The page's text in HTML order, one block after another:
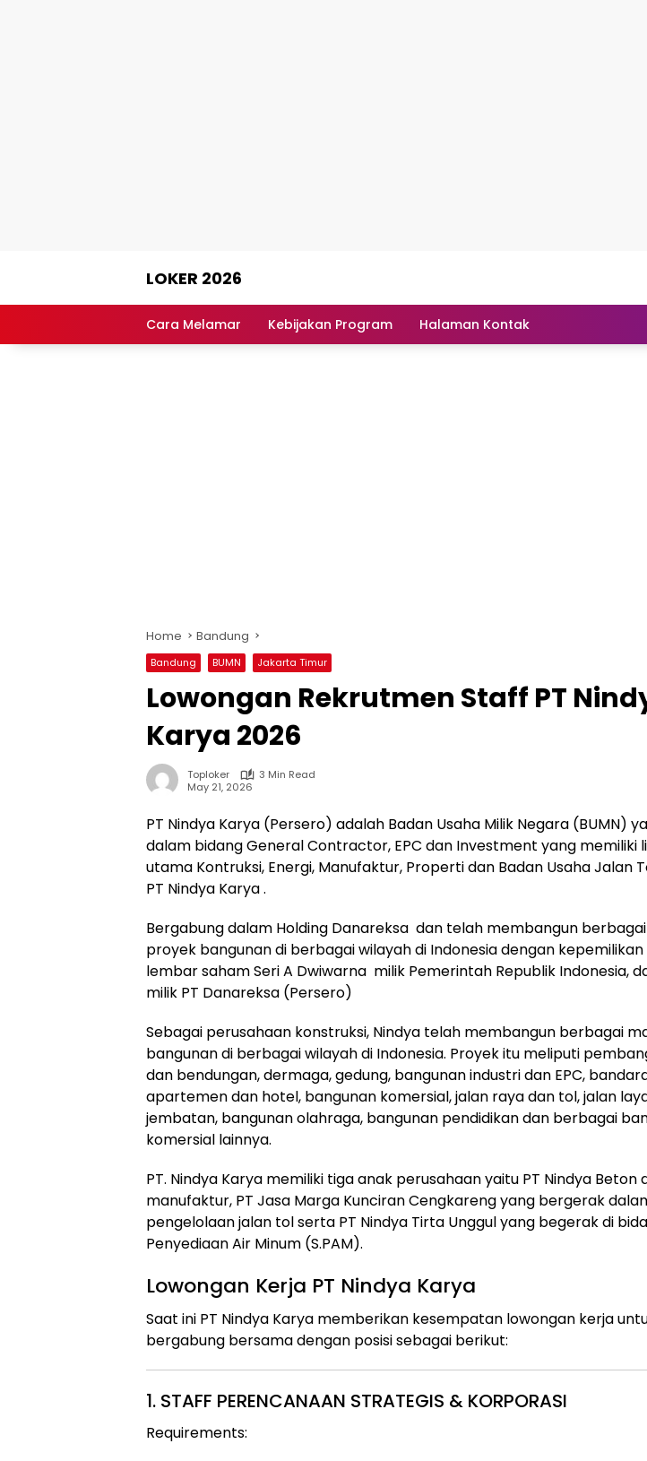
LOKER 2026
Lowongan
Cara Melamar Kebijakan Program Halaman Kontak
Home Bandung
Bandung BUMN Jakarta Timur
Lowongan Rekrutmen Staff PT
Karya 2026
Toploker
3 Min Read
May 21, 2026
PT Nindya Karya (Persero) adalah Badan Usaha Milik Negara (BUMN)
dalam bidang General Contractor, EPC dan Investment yang memiliki
utama Kontruksi, Energi, Manufaktur, Properti dan Badan Usaha Jalan
PT Nindya Karya .
Bergabung dalam Holding Danareksa dan telah membangun
proyek bangunan di berbagai wilayah di Indonesia dengan kepemilikan
lembar saham Seri A Dwiwarna milik Pemerintah Republik Indonesia,
milik PT Danareksa (Persero)
Sebagai perusahaan konstruksi, Nindya telah membangun berbagai
bangunan di berbagai wilayah di Indonesia. Proyek itu meliputi
dan bendungan, dermaga, gedung, bangunan industri dan EPC,
apartemen dan hotel, bangunan komersial, jalan raya dan tol, jalan
jembatan, bangunan olahraga, bangunan pendidikan dan berbagai
komersial lainnya.
PT. Nindya Karya memiliki tiga anak perusahaan yaitu PT Nindya Beton
manufaktur, PT Jasa Marga Kunciran Cengkareng yang bergerak
pengelolaan jalan tol serta PT Nindya Tirta Unggul yang begerak di
Penyediaan Air Minum (S.PAM).
Lowongan Kerja PT Nindya Karya
Saat ini PT Nindya Karya memberikan kesempatan lowongan kerja
bergabung bersama dengan posisi sebagai berikut:
1. STAFF PERENCANAAN STRATEGIS & KORPORASI
Requirements: